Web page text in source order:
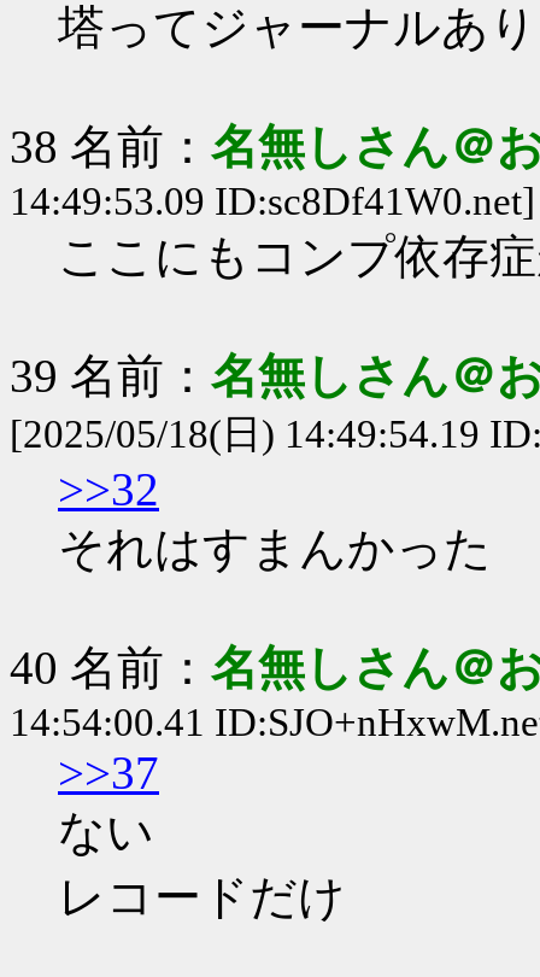
塔ってジャーナルあ
38 名前： 名無しさん＠
14:49:53.09 ID:sc8Df41W0.net]
ここにもコンプ依存
39 名前： 名無しさん＠
[2025/05/18(日) 14:49:54.19
>>32
それはすまんかった
40 名前： 名無しさん＠
14:54:00.41
>>37
ない
レコードだけ